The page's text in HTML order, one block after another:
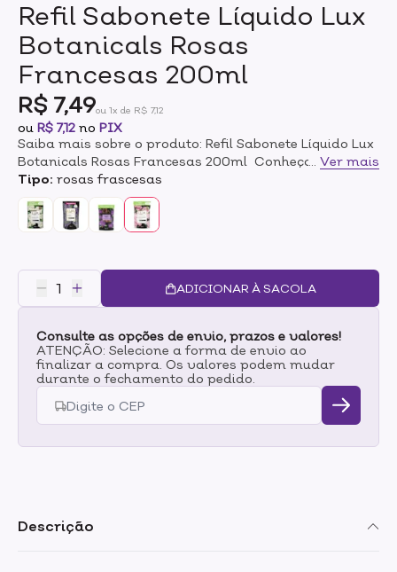
Refil Sabonete Líquido Lux
Botanicals Rosas
Francesas 200ml
R$ 7,49ou 1x de R$ 7,12
ou R$ 7,12 no PIX
Saiba mais sobre o produto: Refil Sabonete Líquido Lux
Botanicals Rosas Francesas 200ml Conheça o refil de
sabonete líquido Lux Botanicals com a fragrância
rosas francesa que contém óleos hidraflorais que são
uma mistura de extratos de flores e óleos essenciais
que ajudam a proteger a sua pele contra o
toque.
Ver mais
Tipo: rosas frascesas
ADICIONAR À SACOLA
Consulte as opções de envio, prazos e valores!
ATENÇÃO: Selecione a forma de envio ao
finalizar a compra. Os valores podem mudar
durante o fechamento do pedido.
Descrição